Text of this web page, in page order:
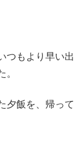
つもより早い出
。
夕飯を、帰って